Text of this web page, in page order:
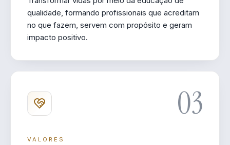
qualidade, formando profissionais que acreditam
no que fazem, servem com propósito e geram
impacto positivo.
03
VALORES